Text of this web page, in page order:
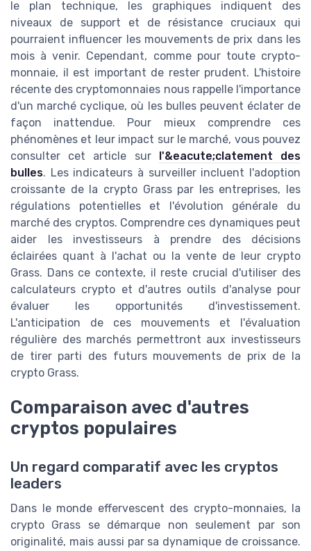
le plan technique, les graphiques indiquent des
niveaux de support et de résistance cruciaux qui
pourraient influencer les mouvements de prix dans les
mois à venir. Cependant, comme pour toute crypto-
monnaie, il est important de rester prudent. L'histoire
récente des cryptomonnaies nous rappelle l'importance
d'un marché cyclique, où les bulles peuvent éclater de
façon inattendue. Pour mieux comprendre ces
phénomènes et leur impact sur le marché, vous pouvez
consulter cet article sur l'&eacute;clatement des
bulles. Les indicateurs à surveiller incluent l'adoption
croissante de la crypto Grass par les entreprises, les
régulations potentielles et l'évolution générale du
marché des cryptos. Comprendre ces dynamiques peut
aider les investisseurs à prendre des décisions
éclairées quant à l'achat ou la vente de leur crypto
Grass. Dans ce contexte, il reste crucial d'utiliser des
calculateurs crypto et d'autres outils d'analyse pour
évaluer les opportunités d'investissement.
L'anticipation de ces mouvements et l'évaluation
régulière des marchés permettront aux investisseurs
de tirer parti des futurs mouvements de prix de la
crypto Grass.
Comparaison avec d'autres
cryptos populaires
Un regard comparatif avec les cryptos
leaders
Dans le monde effervescent des crypto-monnaies, la
crypto Grass se démarque non seulement par son
originalité, mais aussi par sa dynamique de croissance.